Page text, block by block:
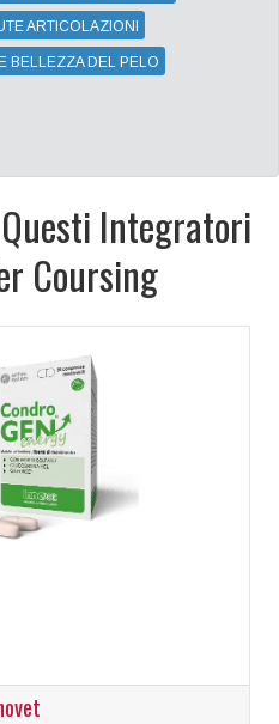
ARTICOLAZIONI
BELLEZZA DEL PELO
Integratori
Coursing